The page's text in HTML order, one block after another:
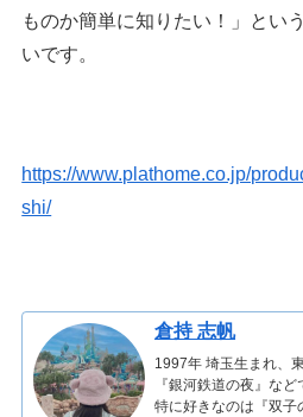
ものか簡単に知りたい！」とい
いです。
https://www.plathome.co.jp/
shi/
倉持 志帆
1997年 埼玉生まれ、
『銀河鉄道の夜』な
特に好きなのは『双子